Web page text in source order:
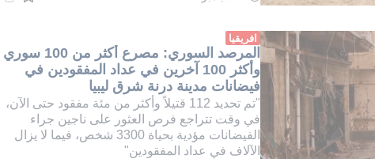
دقيقة.
افريقيا
المرصد السوري: مصرع أكثر من 100 سوري
وأكثر 100 آخرين في عداد المفقودين في
فيضانات مدينة درنة شرق ليبيا
"تم تحديد 112 قتيلاً وأكثر من مئة مفقود حتى الآن،
في وقت تتراجع فرص العثور على ناجين جراء
الفيضانات مؤدية بحياة 3300 شخص، فيما لا يزال
الآلاف في عداد المفقودين"